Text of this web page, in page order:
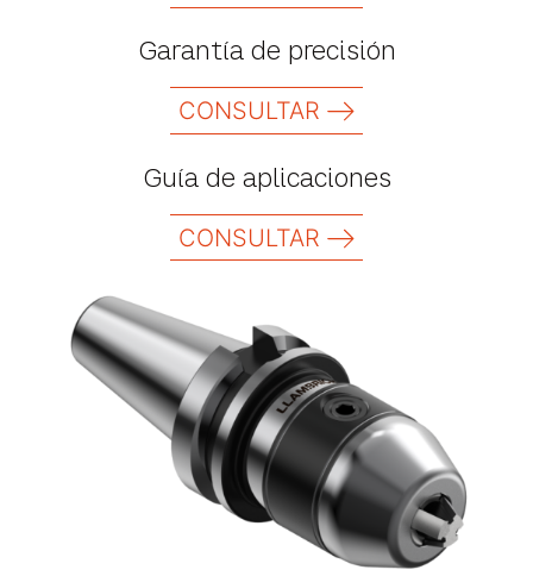
Garantía de precisión
CONSULTAR
Guía de aplicaciones
CONSULTAR